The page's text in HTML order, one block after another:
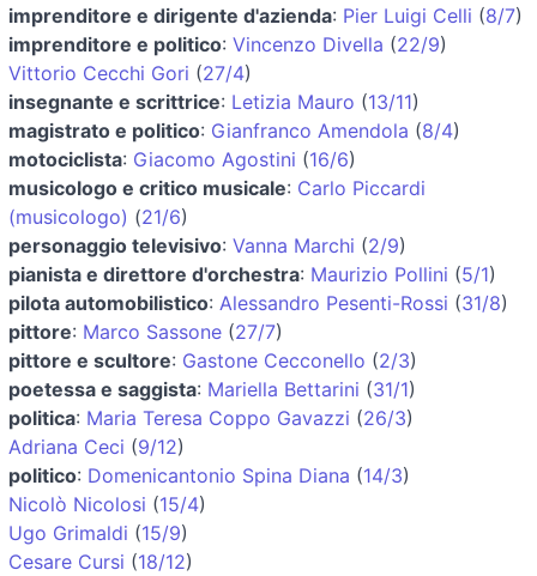
imprenditore e dirigente d'azienda: Pier Luigi Celli (8/7)
imprenditore e politico: Vincenzo Divella (22/9)
Vittorio Cecchi Gori (27/4)
insegnante e scrittrice: Letizia Mauro (13/11)
magistrato e politico: Gianfranco Amendola (8/4)
motociclista: Giacomo Agostini (16/6)
musicologo e critico musicale: Carlo Piccardi
(musicologo) (21/6)
personaggio televisivo: Vanna Marchi (2/9)
pianista e direttore d'orchestra: Maurizio Pollini (5/1)
pilota automobilistico: Alessandro Pesenti-Rossi (31/8)
pittore: Marco Sassone (27/7)
pittore e scultore: Gastone Cecconello (2/3)
poetessa e saggista: Mariella Bettarini (31/1)
politica: Maria Teresa Coppo Gavazzi (26/3)
Adriana Ceci (9/12)
politico: Domenicantonio Spina Diana (14/3)
Nicolò Nicolosi (15/4)
Ugo Grimaldi (15/9)
Cesare Cursi (18/12)